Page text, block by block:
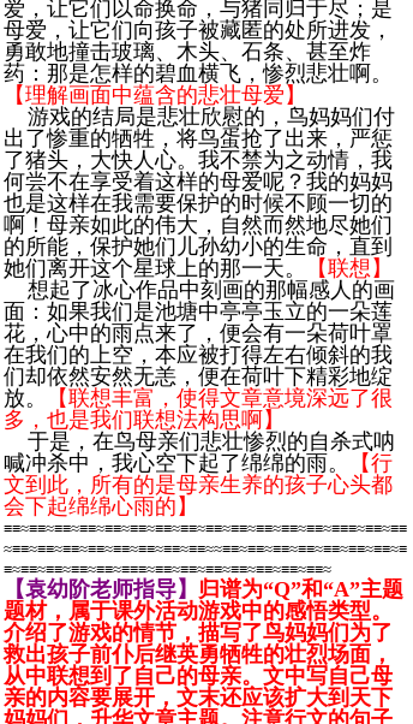
爱，让它们以命换命，与猪同归于尽；是
母爱，让它们向孩子被藏匿的处所进发，
勇敢地撞击玻璃、木头、石条、甚至炸
药：那是怎样的碧血横飞，惨烈悲壮啊。
【理解画面中蕴含的悲壮母爱】
游戏的结局是悲壮欣慰的，鸟妈妈们付
出了惨重的牺牲，将鸟蛋抢了出来，严惩
了猪头，大快人心。我不禁为之动情，我
何尝不在享受着这样的母爱呢？我的妈妈
也是这样在我需要保护的时候不顾一切的
啊！母亲如此的伟大，自然而然地尽她们
的所能，保护她们儿孙幼小的生命，直到
她们离开这个星球上的那一天。
【联想】
想起了冰心作品中刻画的那幅感人的画
面：如果我们是池塘中亭亭玉立的一朵莲
花，心中的雨点来了，便会有一朵荷叶罩
在我们的上空，本应被打得左右倾斜的我
们却依然安然无恙，便在荷叶下精彩地绽
放。
【联想丰富，使得文章意境深远了很
多，也是我们联想法构思啊】
于是，在鸟母亲们悲壮惨烈的自杀式呐
喊冲杀中，我心空下起了绵绵的雨。
【行
文到此，所有的是母亲生养的孩子心头都
会下起绵绵心雨的】
≡≡≈≡≡≈≡≡≈≡≡≈≡≡≈≡≡≈≡≡≈≡≡≈≡≡≈≡≡≈≡≡≈≡≡≈≡≡≈≡≡≡≈≡≡≈≡≡
≈≡≡≈≡≡≈≡≡≈≡≡≈≡≡≈≡≡≈≡≡≈≡≡≈≈≡≡≈≡≡≈≡≡≈≡≡≈≡≡≈≡≡≈≡≡≈≡
≡≈≡≡≈≡≡≈≡≡≈≡≡≈≡≡≡≈≡≡≈≡≡≈≡≡≈≡≡≈≡≡≈≡≡≈≡≡≈
【袁幼阶老师指导】 归谱为“Q”和“A”主题
题材，属于课外活动游戏中的感悟类型。
介绍了游戏的情节，描写了鸟妈妈们为了
救出孩子前仆后继英勇牺牲的壮烈场面，
从中联想到了自己的母亲。文中写自己母
亲的内容要展开，文末还应该扩大到天下
妈妈们，升华文章主题。注意行文的句子